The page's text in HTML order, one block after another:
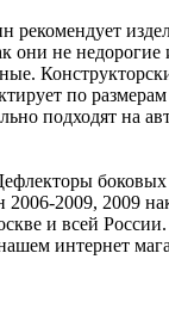
рекомендует
они не недорогие
по
подходят на
2006-2009, 2009
и всей
интернет